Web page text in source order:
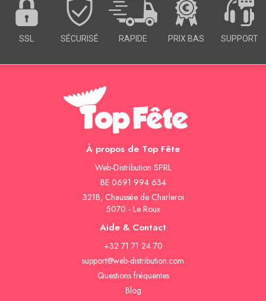
SSL SÉCURISÉ RAPIDE PRIX BAS SUPPORT
À propos de Top Fête
Web-Distribution SPRL
BE 0691 994 634
321B, Chaussée de Charleroi
5070 - Le Roux
Aide & Contact
+32 71 71 24 70
support@web-distribution.com
Questions fréquentes
Blog